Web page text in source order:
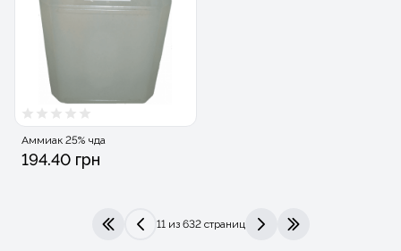
Аммиак 25% чда
194.40 грн
|< <
11 из 632 страниц
> >|